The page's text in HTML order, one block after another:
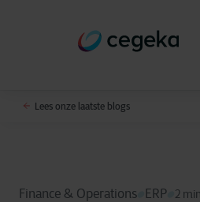
Lees onze laatste blogs
Finance & Operations ERP 2